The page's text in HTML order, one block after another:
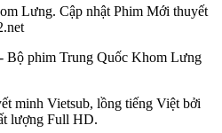
Lưng. Cập nhật Phim Mới thuyết
phim Trung Quốc Khom Lưng
minh Vietsub, lồng tiếng Việt bởi
lượng Full HD.